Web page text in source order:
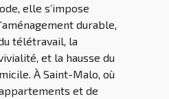
elle s’impose
durable,
télétravail, la
et la hausse du
À Saint-Malo, où
et de